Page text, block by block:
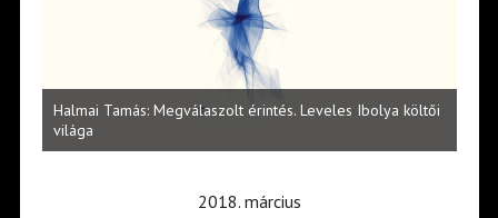
Halmai Tamás: Megválaszolt érintés. Leveles Ibolya költői
világa
2018. március